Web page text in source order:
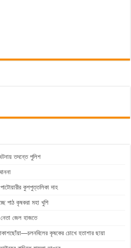
তদন্তে পুলিশ
পাটোয়ারীর কুশপুত্তলিকা দাহ
পাঠ কৃষকরা মহা খুশি
জেল হাজতে
কৃষকের চোখে হতাশার ছায়া